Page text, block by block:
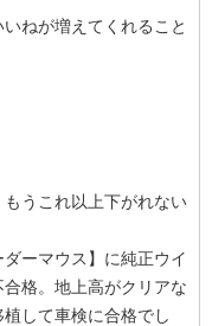
ねが増えてくれること
うこれ以上下がれない
ーマウス】に純正ウイ
格。地上高がクリアな
して車検に合格でし